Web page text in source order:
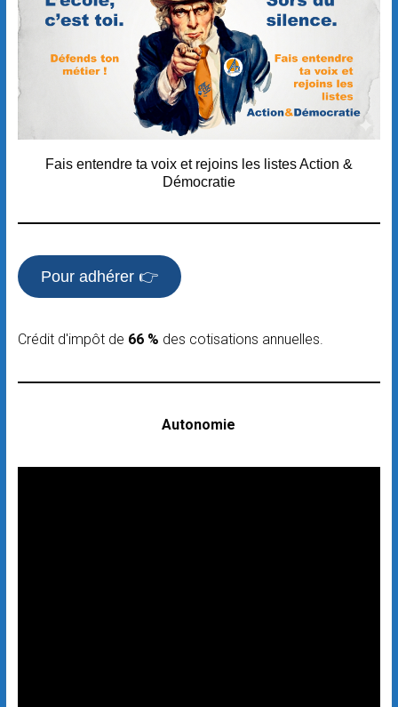
Fais entendre ta voix et rejoins les listes Action &
Démocratie
Pour adhérer 👉
Crédit d'impôt de 66 % des cotisations annuelles.
Autonomie